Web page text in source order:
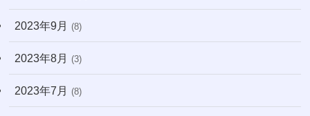
2023年9月 (8)
2023年8月 (3)
2023年7月 (8)